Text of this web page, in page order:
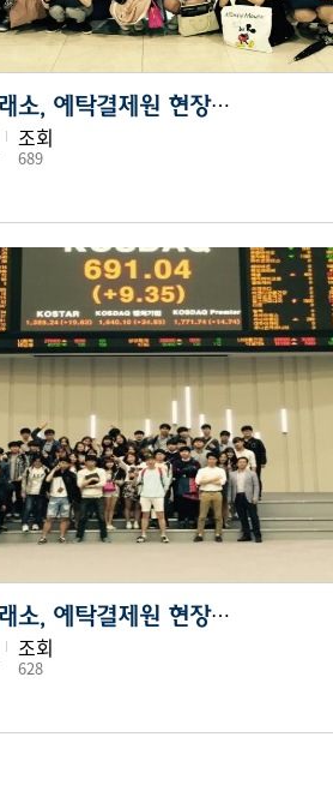
2015년 한국거래소, 예탁결제원 현장실습 (2)
조회
689
2015년 한국거래소, 예탁결제원 현장실습 (1)
조회
628